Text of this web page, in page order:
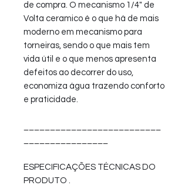
de compra. O mecanismo 1/4" de
Volta ceramico é o que há de mais
moderno em mecanismo para
torneiras, sendo o que mais tem
vida útil e o que menos apresenta
defeitos ao decorrer do uso,
economiza água trazendo conforto
e praticidade.
ESPECIFICAÇÕES TÉCNICAS DO
PRODUTO .